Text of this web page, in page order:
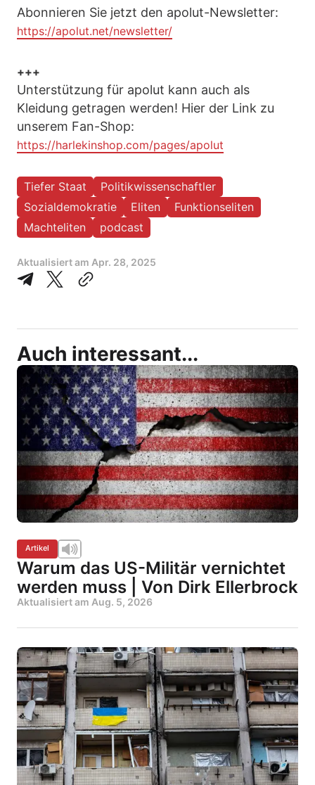
Abonnieren Sie jetzt den apolut-Newsletter:
https://apolut.net/newsletter/
+++
Unterstützung für apolut kann auch als
Kleidung getragen werden! Hier der Link zu
unserem Fan-Shop:
https://harlekinshop.com/pages/apolut
Tiefer Staat
Politikwissenschaftler
Sozialdemokratie
Eliten
Funktionseliten
Machteliten
podcast
Aktualisiert am Apr. 28, 2025
Auch interessant...
Artikel
Warum das US-Militär vernichtet
werden muss | Von Dirk Ellerbrock
Aktualisiert am Aug. 5, 2026